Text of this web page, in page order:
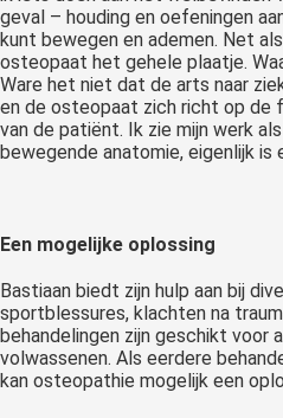
geval – houding en oefeningen
kunt bewegen en ademen. Net
osteopaat het gehele plaatje.
Ware het niet dat de arts naar
en de osteopaat zich richt op de
van de patiënt. Ik zie mijn werk
bewegende anatomie, eigenlijk is
Een mogelijke oplossing
Bastiaan biedt zijn hulp aan bij
sportblessures, klachten na
behandelingen zijn geschikt voor
volwassenen. Als eerdere
kan osteopathie mogelijk een